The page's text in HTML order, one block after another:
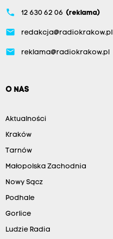
phone 12 630 62 06 (reklama)
email redakcja@radiokrakow.pl
email reklama@radiokrakow.pl
O NAS
Aktualności
Kraków
Tarnów
Małopolska Zachodnia
Nowy Sącz
Podhale
Gorlice
Ludzie Radia